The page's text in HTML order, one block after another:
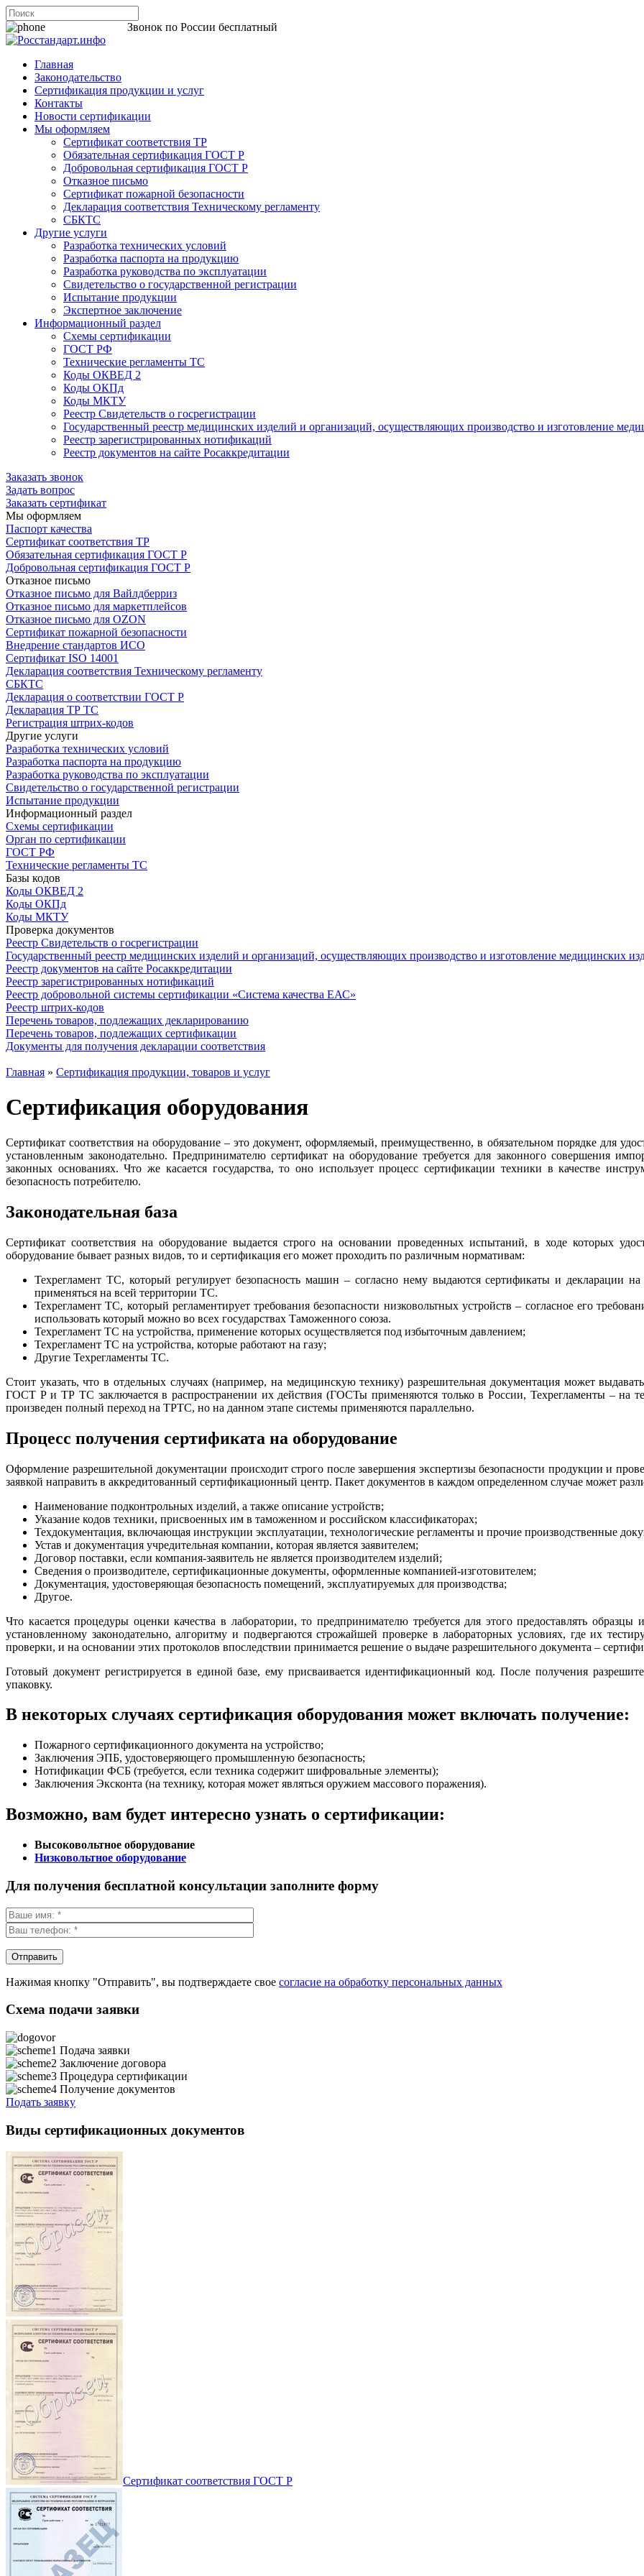
Звонок по России бесплатный
Главная
Законодательство
Сертификация продукции и услуг
Контакты
Новости сертификации
Мы оформляем
Сертификат соответствия ТР
Обязательная сертификация ГОСТ Р
Добровольная сертификация ГОСТ Р
Отказное письмо
Сертификат пожарной безопасности
Декларация соответствия Техническому регламенту
СБКТС
Другие услуги
Разработка технических условий
Разработка паспорта на продукцию
Разработка руководства по эксплуатации
Свидетельство о государственной регистрации
Испытание продукции
Экспертное заключение
Информационный раздел
Схемы сертификации
ГОСТ РФ
Технические регламенты ТС
Коды ОКВЕД 2
Коды ОКПд
Коды МКТУ
Реестр Свидетельств о госрегистрации
Государственный реестр медицинских изделий и организаций, осуществляющих производство и изготовление
Реестр зарегистрированных нотификаций
Реестр документов на сайте Росаккредитации
Заказать звонок
Задать вопрос
Заказать сертификат
Мы оформляем
Паспорт качества
Сертификат соответствия ТР
Обязательная сертификация ГОСТ Р
Добровольная сертификация ГОСТ Р
Отказное письмо
Отказное письмо для Вайлдберриз
Отказное письмо для маркетплейсов
Отказное письмо для OZON
Сертификат пожарной безопасности
Внедрение стандартов ИСО
Сертификат ISO 14001
Декларация соответствия Техническому регламенту
СБКТС
Декларация о соответствии ГОСТ Р
Декларация ТР ТС
Регистрация штрих-кодов
Другие услуги
Разработка технических условий
Разработка паспорта на продукцию
Разработка руководства по эксплуатации
Свидетельство о государственной регистрации
Испытание продукции
Информационный раздел
Схемы сертификации
Орган по сертификации
ГОСТ РФ
Технические регламенты ТС
Базы кодов
Коды ОКВЕД 2
Коды ОКПд
Коды МКТУ
Проверка документов
Реестр Свидетельств о госрегистрации
Государственный реестр медицинских изделий и организаций, осуществляющих производство и изготовление медицинских
Реестр документов на сайте Росаккредитации
Реестр зарегистрированных нотификаций
Реестр добровольной системы сертификации «Система качества ЕАС»
Реестр штрих-кодов
Перечень товаров, подлежащих декларированию
Перечень товаров, подлежащих сертификации
Документы для получения декларации соответствия
Главная » Сертификация продукции, товаров и услуг
Сертификация оборудования
Сертификат соответствия на оборудование – это документ, оформляемый, преимущественно, в обязательном порядке для
установленным законодательно. Предпринимателю сертификат на оборудование требуется для законного совершения
законных основаниях. Что же касается государства, то оно использует процесс сертификации техники в качестве
безопасность потребителю.
Законодательная база
Сертификат соответствия на оборудование выдается строго на основании проведенных испытаний, в ходе которых
оборудование бывает разных видов, то и сертификация его может проходить по различным нормативам:
Техрегламент ТС, который регулирует безопасность машин – согласно нему выдаются сертификаты и
применяться на всей территории ТС.
Техрегламент ТС, который регламентирует требования безопасности низковольтных устройств – согласное его
использовать который можно во всех государствах Таможенного союза.
Техрегламент ТС на устройства, применение которых осуществляется под избыточным давлением;
Техрегламент ТС на устройства, которые работают на газу;
Другие Техрегламенты ТС.
Стоит указать, что в отдельных случаях (например, на медицинскую технику) разрешительная документация может
ГОСТ Р и ТР ТС заключается в распространении их действия (ГОСТы применяются только в России, Техрегламенты – на
произведен полный переход на ТРТС, но на данном этапе системы применяются параллельно.
Процесс получения сертификата на оборудование
Оформление разрешительной документации происходит строго после завершения экспертизы безопасности продукции и
заявкой направить в аккредитованный сертификационный центр. Пакет документов в каждом определенном случае может
Наименование подконтрольных изделий, а также описание устройств;
Указание кодов техники, присвоенных им в таможенном и российском классификаторах;
Техдокументация, включающая инструкции эксплуатации, технологические регламенты и прочие производственные
Устав и документация учредительная компании, которая является заявителем;
Договор поставки, если компания-заявитель не является производителем изделий;
Сведения о производителе, сертификационные документы, оформленные компанией-изготовителем;
Документация, удостоверяющая безопасность помещений, эксплуатируемых для производства;
Другое.
Что касается процедуры оценки качества в лаборатории, то предпринимателю требуется для этого предоставлять
установленному законодательно, алгоритму и подвергаются строжайшей проверке в лабораторных условиях, где их
проверки, и на основании этих протоколов впоследствии принимается решение о выдаче разрешительного документа –
Готовый документ регистрируется в единой базе, ему присваивается идентификационный код. После получения
упаковку.
В некоторых случаях сертификация оборудования может включать получение:
Пожарного сертификационного документа на устройство;
Заключения ЭПБ, удостоверяющего промышленную безопасность;
Нотификации ФСБ (требуется, если техника содержит шифровальные элементы);
Заключения Эксконта (на технику, которая может являться оружием массового поражения).
Возможно, вам будет интересно узнать о сертификации:
Высоковольтное оборудование
Низковольтное оборудование
Для получения бесплатной консультации заполните форму
Нажимая кнопку "Отправить", вы подтверждаете свое согласие на обработку персональных данных
Схема подачи заявки
Подача заявки
Заключение договора
Процедура сертификации
Получение документов
Подать заявку
Виды сертификационных документов
Сертификат соответствия ГОСТ Р